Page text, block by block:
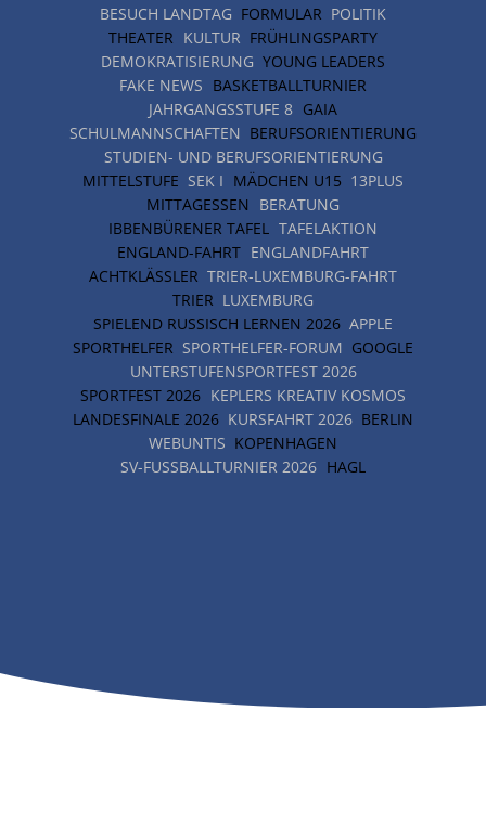
BESUCH LANDTAG FORMULAR POLITIK
THEATER KULTUR FRÜHLINGSPARTY
DEMOKRATISIERUNG YOUNG LEADERS
FAKE NEWS BASKETBALLTURNIER
JAHRGANGSSTUFE 8 GAIA
SCHULMANNSCHAFTEN BERUFSORIENTIERUNG
STUDIEN- UND BERUFSORIENTIERUNG
MITTELSTUFE SEK I MÄDCHEN U15 13PLUS
MITTAGESSEN BERATUNG
IBBENBÜRENER TAFEL TAFELAKTION
ENGLAND-FAHRT ENGLANDFAHRT
ACHTKLÄSSLER TRIER-LUXEMBURG-FAHRT
TRIER LUXEMBURG
SPIELEND RUSSISCH LERNEN 2026 APPLE
SPORTHELFER SPORTHELFER-FORUM GOOGLE
UNTERSTUFENSPORTFEST 2026
SPORTFEST 2026 KEPLERS KREATIV KOSMOS
LANDESFINALE 2026 KURSFAHRT 2026 BERLIN
WEBUNTIS KOPENHAGEN
SV-FUSSBALLTURNIER 2026
HAGL